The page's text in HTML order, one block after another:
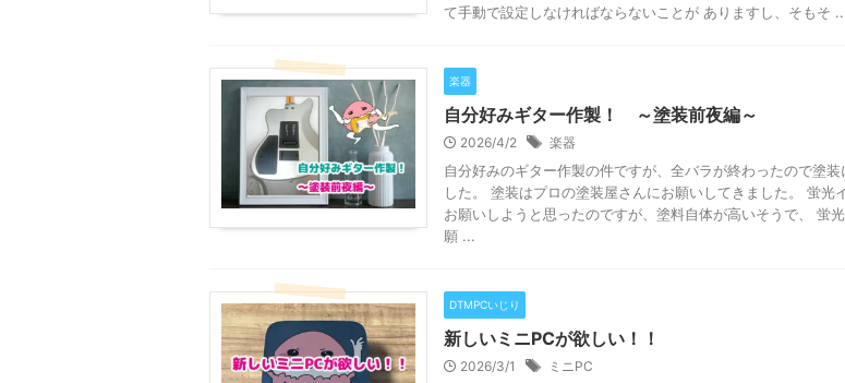
て手動で設定しなければならないことが ありますし、そもそ
楽器
自分好みギター作製！ ～塗装前夜編～
2026/4/2 楽器
自分好みのギター作製の件ですが、全バラが終わったので塗装
した。 塗装はプロの塗装屋さんにお願いしてきました。 蛍光
お願いしようと思ったのですが、塗料自体が高いそうで、 蛍
願 ...
DTMPCいじり
新しいミニPCが欲しい！！
2026/3/1 ミニPC